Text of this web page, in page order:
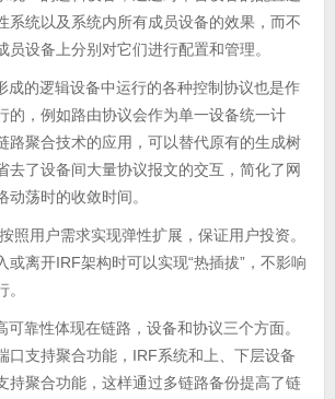
系统以及系统内所有成员设备的效果，而不
员设备上分别对它们进行配置和管理。
成的逻辑设备中运行的各种控制协议也是作
的，例如路由协议会作为单一设备统一计
路聚合技术的应用，可以替代原有的生成树
去了设备间大量协议报文的交互，简化了网
荡时的收敛时间。
照用户需求实现弹性扩展，保证用户投资。
或离开IRF架构时可以实现“热插拔”，不影响
可靠性体现在链路，设备和协议三个方面。
口支持聚合功能，IRF系统和上、下层设备
持聚合功能，这样通过多链路备份提高了链